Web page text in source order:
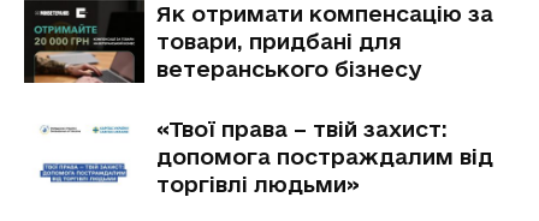
Як отримати компенсацію за
товари, придбані для
ветеранського бізнесу
«Твої права – твій захист:
допомога постраждалим від
торгівлі людьми»